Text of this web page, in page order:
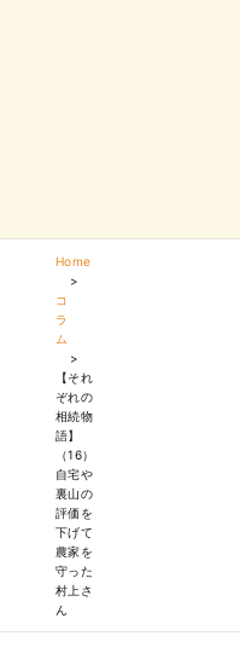
Home
>
コ
ラ
ム
>
【それ
ぞれの
相続物
語】
（16）
自宅や
裏山の
評価を
下げて
農家を
守った
村上さ
ん